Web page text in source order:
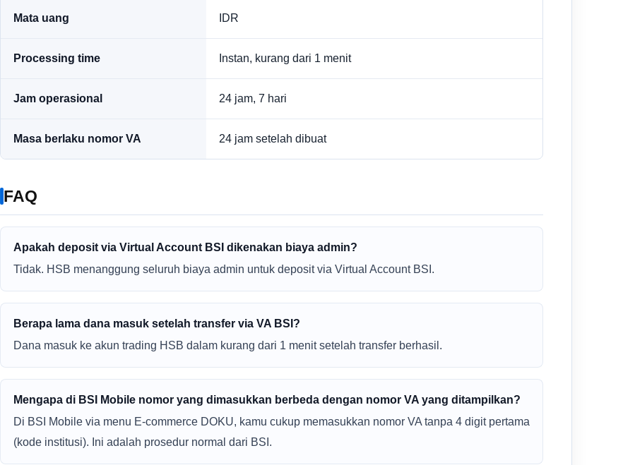
Mata uang IDR
Processing time Instan, kurang dari 1 menit
Jam operasional 24 jam, 7 hari
Masa berlaku nomor VA 24 jam setelah dibuat
FAQ
Apakah deposit via Virtual Account BSI dikenakan biaya admin?
Tidak. HSB menanggung seluruh biaya admin untuk deposit via Virtual Account BSI.
Berapa lama dana masuk setelah transfer via VA BSI?
Dana masuk ke akun trading HSB dalam kurang dari 1 menit setelah transfer berhasil.
Mengapa di BSI Mobile nomor yang dimasukkan berbeda dengan nomor VA yang ditampilkan?
Di BSI Mobile via menu E-commerce DOKU, kamu cukup memasukkan nomor VA tanpa 4 digit pertama
(kode institusi). Ini adalah prosedur normal dari BSI.